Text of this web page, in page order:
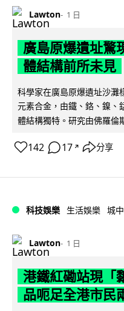
Lawton 1 日
廣島原爆遺址驚
體結構前所未見
科學家在廣島原爆遺址沙灘
元素合金，由鐵、鉻、鎳、
體結構獨特。研究由佛羅倫
142 17 ↗ 分享
科技娛樂 生活娛樂 城
Lawton 1 日
港鐵紅磡站現「
品呃足全港市民